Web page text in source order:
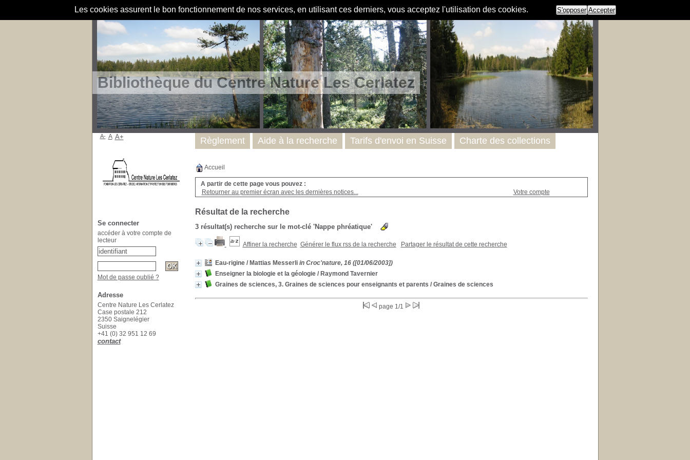
Les cookies assurent le bon fonctionnement de nos services, en utilisant ces derniers, vous acceptez l'utilisation des cookies. S'opposer Accepter
Bibliothèque du Centre Nature Les Cerlatez
Accueil
A partir de cette page vous pouvez :
Retourner au premier écran avec les dernières notices...
Votre compte
Résultat de la recherche
3 résultat(s) recherche sur le mot-clé 'Nappe phréatique'
Affiner la recherche Générer le flux rss de la recherche Partager le résultat de cette recherche
Eau-rigine/ Mattias Messerli in Croc'nature, 16 ([01/06/2003])
Enseigner la biologie et la géologie/ Raymond Tavernier
Graines de sciences, 3. Graines de sciences pour enseignants et parents / Graines de sciences
page 1/1
Règlement Aide à la recherche Tarifs d'envoi en Suisse Charte des collections
A- A A+
Se connecter
accéder à votre compte de
lecteur
Mot de passe oublié ?
Adresse
Centre Nature Les Cerlatez
Case postale 212
2350 Saignelégier
Suisse
+41 (0) 32 951 12 69
contact